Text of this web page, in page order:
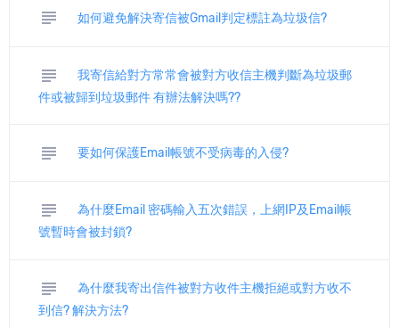
subject 如何避免解決寄信被Gmail判定標註為垃圾信?
subject
我寄信給對方常常會被對方收信主機判斷為垃圾郵
件或被歸到垃圾郵件 有辦法解決嗎??
subject 要如何保護Email帳號不受病毒的入侵?
subject
為什麼Email 密碼輸入五次錯誤，上網IP及Email帳
號暫時會被封鎖?
subject
為什麼我寄出信件被對方收件主機拒絕或對方收不
到信? 解決方法?